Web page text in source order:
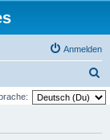
Anmelden
u